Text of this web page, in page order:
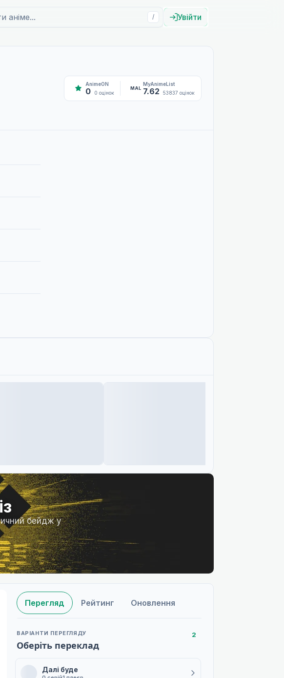
/ Увійти
AnimeON
0 0 оцінок
MAL
MyAnimeList
7.62 53837 оцінок
бейдж у
Перегляд Рейтинг Оновлення
ВАРІАНТИ ПЕРЕГЛЯДУ
Оберіть переклад
2
Далі буде